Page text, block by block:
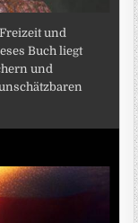
und
Buch liegt
und